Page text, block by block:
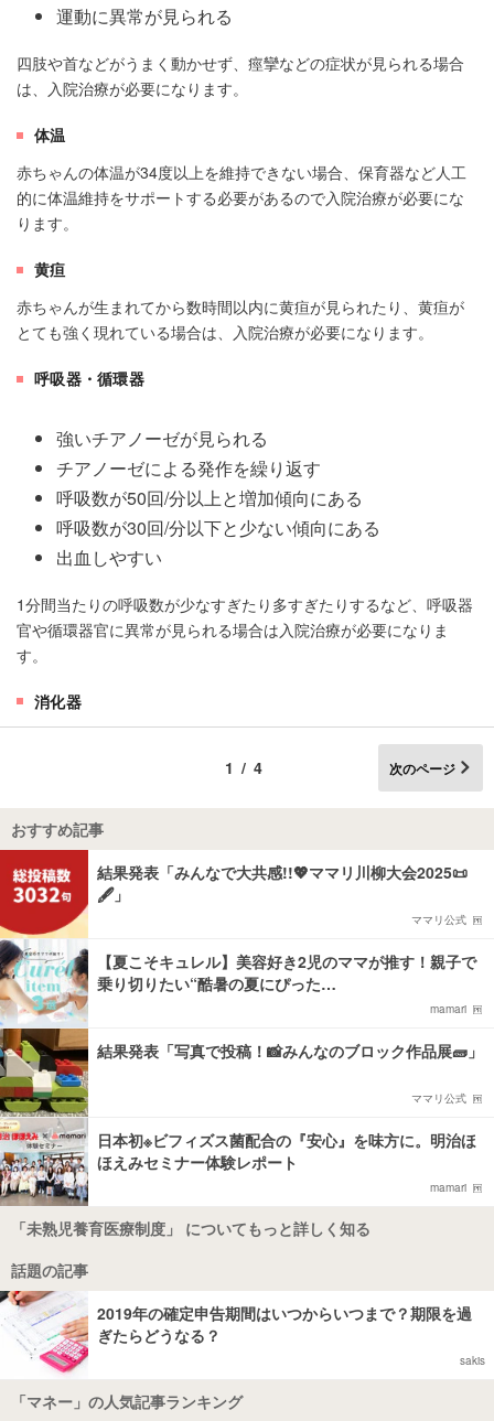
運動に異常が見られる
四肢や首などがうまく動かせず、痙攣などの症状が見られる場合
は、入院治療が必要になります。
体温
赤ちゃんの体温が34度以上を維持できない場合、保育器など人工
的に体温維持をサポートする必要があるので入院治療が必要にな
ります。
黄疸
赤ちゃんが生まれてから数時間以内に黄疸が見られたり、黄疸が
とても強く現れている場合は、入院治療が必要になります。
呼吸器・循環器
強いチアノーゼが見られる
チアノーゼによる発作を繰り返す
呼吸数が50回/分以上と増加傾向にある
呼吸数が30回/分以下と少ない傾向にある
出血しやすい
1分間当たりの呼吸数が少なすぎたり多すぎたりするなど、呼吸器
官や循環器官に異常が見られる場合は入院治療が必要になりま
す。
消化器
1/4 次のページ
おすすめ記事
結果発表「みんなで大共感!!💖ママリ川柳大会2025📜
🖋️」
ママリ公式
【夏こそキュレル】美容好き2児のママが推す！親子で
乗り切りたい“酷暑の夏にぴった…
mamari
結果発表「写真で投稿！📸みんなのブロック作品展🧱」
ママリ公式
日本初※ビフィズス菌配合の『安心』を味方に。明治ほ
ほえみセミナー体験レポート
mamari
「未熟児養育医療制度」 についてもっと詳しく知る
話題の記事
2019年の確定申告期間はいつからいつまで？期限を過
ぎたらどうなる？
sakis
「マネー」の人気記事ランキング